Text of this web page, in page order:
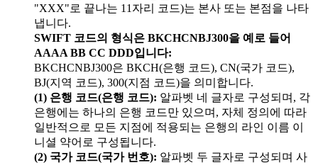
"XXX"로 끝나는 11자리 코드)는 본사 또는 본점을 나타
냅니다.
SWIFT 코드의 형식은 BKCHCNBJ300을 예로 들어
AAAA BB CC DDD입니다:
BKCHCNBJ300은 BKCH(은행 코드), CN(국가 코드),
BJ(지역 코드), 300(지점 코드)을 의미합니다.
(1) 은행 코드(은행 코드): 알파벳 네 글자로 구성되며, 각
은행에는 하나의 은행 코드만 있으며, 자체 정의에 따라
일반적으로 모든 지점에 적용되는 은행의 라인 이름 이
니셜 약어로 구성됩니다.
(2) 국가 코드(국가 번호): 알파벳 두 글자로 구성되며 사